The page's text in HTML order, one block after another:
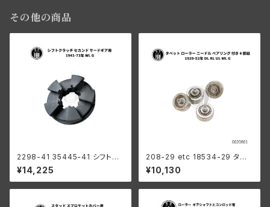
その他の商品
2298-41 35445-41 シフトク
ラッチ セカンド サードギア用 ハ
ーレーダビッドソン 1941-73年
WL G
¥14,225
208-29 etc 18534-29 タペ
ットローラーセット ベアリング付
き ４個組
¥10,130